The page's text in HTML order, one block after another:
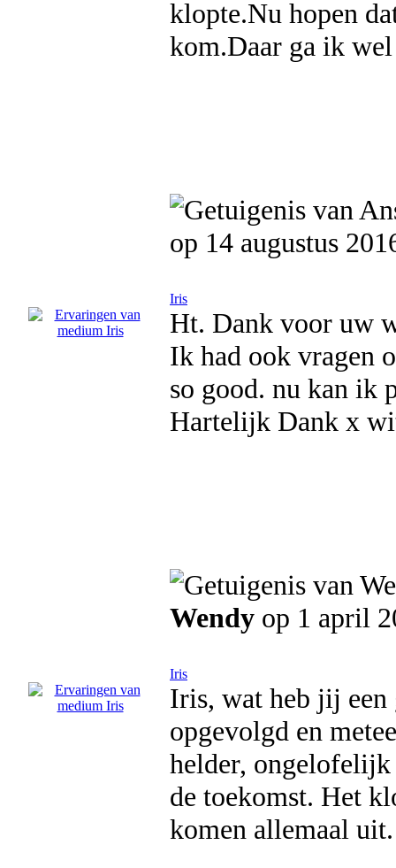
klopte.Nu hopen
kom.Daar ga ik
op 14 augustus
Iris
Ht. Dank voor uw
Ik had ook vragen
so good. nu kan ik
Hartelijk Dank x
Wendy op 1 april
Iris
Iris, wat heb jij een
opgevolgd en
helder,
de toekomst. Het
komen allemaal